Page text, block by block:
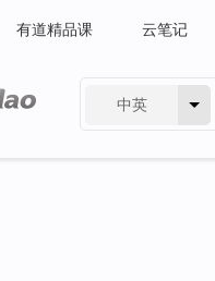
有道精品课 云笔记
中英